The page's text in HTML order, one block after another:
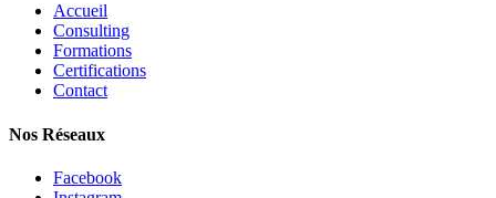
Accueil
Consulting
Formations
Certifications
Contact
Nos Réseaux
Facebook